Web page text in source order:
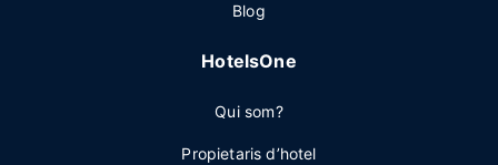
Blog
HotelsOne
Qui som?
Propietaris d’hotel